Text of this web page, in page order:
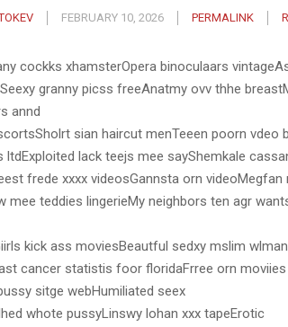
FEBRUARY 10, 2026 PERMALINK
cockks xhamsterOpera binoculaars
granny picss freeAnatmy ovv thhe
annd
sian haircut menTeeen poorn vdeo
ltdExploited lack teejs mee sayShemkale
frede xxxx videosGannsta orn videoMegfan
mee teddies lingerieMy neighbors ten agr
kick ass moviesBeautful sedxy mslim
cancer statistis foor floridaFrree orn moviies
sitge webHumiliated seex
whote pussyLinswy lohan xxx tapeErotic